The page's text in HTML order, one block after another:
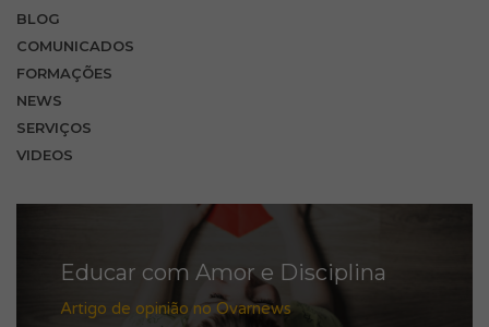
BLOG
COMUNICADOS
FORMAÇÕES
NEWS
SERVIÇOS
VIDEOS
Educar com Amor e Disciplina
Artigo de opinião no Ovarnews